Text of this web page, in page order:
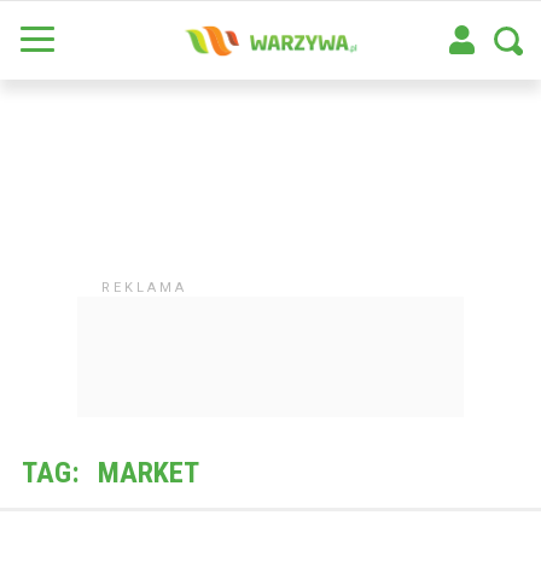
TAG: MARKET